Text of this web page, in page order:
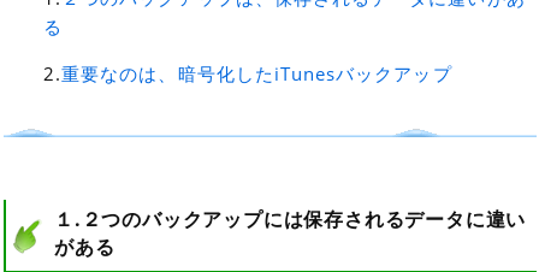
る
2.重要なのは、暗号化したiTunesバックアップ
１.２つのバックアップには保存されるデータに違い
がある